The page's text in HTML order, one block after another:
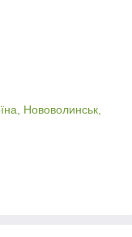
Нововолинськ,